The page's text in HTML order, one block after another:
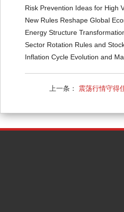
Risk Prevention Ideas for High
New Rules Reshape Global
Energy Structure
Sector Rotation Rules and
Inflation Cycle Evolution and Ma
上一条： 震荡行情守得